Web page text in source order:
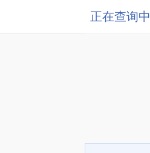
正在查询中